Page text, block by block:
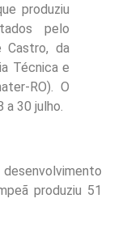
produziu
pelo
Castro, da
Técnica e
RO). O
30 julho.
produziu 51